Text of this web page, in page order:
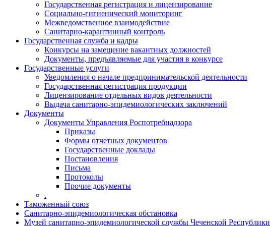
Государственная регистрация и лицензирование
Социально-гигиенический мониторинг
Межведомственное взаимодействие
Санитарно-карантинный контроль
Государственная служба и кадры
Конкурсы на замещение вакантных должностей
Документы, предъявляемые для участия в конкурсе
Государственные услуги
Уведомления о начале предпринимательской деятельности
Государственная регистрация продукции
Лицензирование отдельных видов деятельности
Выдача санитарно-эпидемиологических заключений
Документы
Документы Управления Роспотребнадзора
Приказы
Формы отчетных документов
Государственные доклады
Постановления
Письма
Протоколы
Прочие документы
.
Таможенный союз
Санитарно-эпидемиологическая обстановка
Музей санитарно-эпидемиологической службы Чеченской Республики